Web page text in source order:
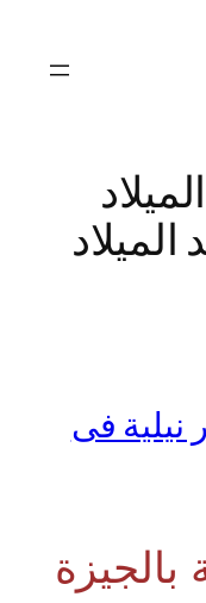
5 بواخر نيلية فى
بالجيزة